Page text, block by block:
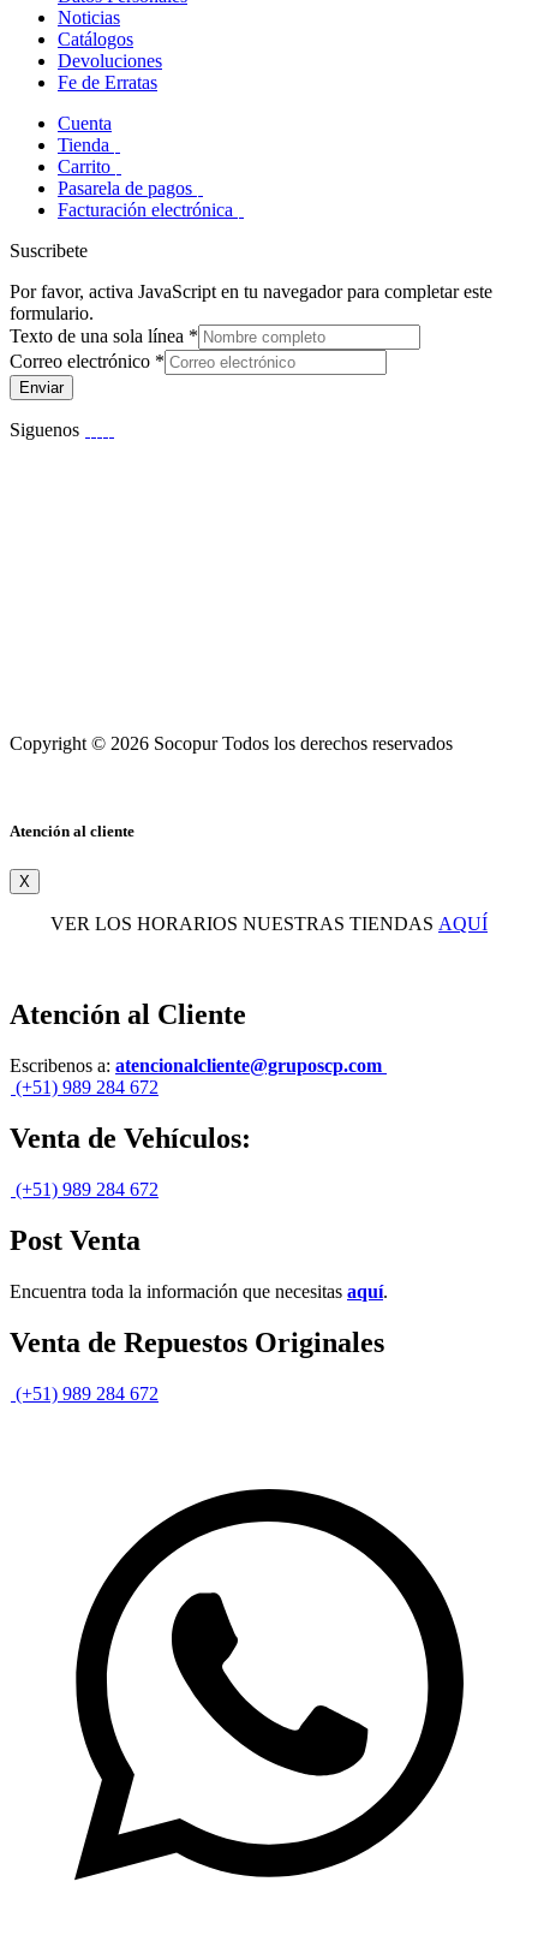
Noticias
Catálogos
Devoluciones
Fe de Erratas
Cuenta
Tienda
Carrito
Pasarela de pagos
Facturación electrónica
Suscribete
Por favor, activa JavaScript en tu navegador para completar este
formulario.
Texto de una sola línea *
Correo electrónico *
Enviar
Siguenos
Copyright © 2026 Socopur Todos los derechos reservados
Atención al cliente
X
VER LOS HORARIOS NUESTRAS TIENDAS AQUÍ
Atención al Cliente
Escribenos a: atencionalcliente@gruposcp.com
(+51) 989 284 672
Venta de Vehículos:
(+51) 989 284 672
Post Venta
Encuentra toda la información que necesitas aquí.
Venta de Repuestos Originales
(+51) 989 284 672